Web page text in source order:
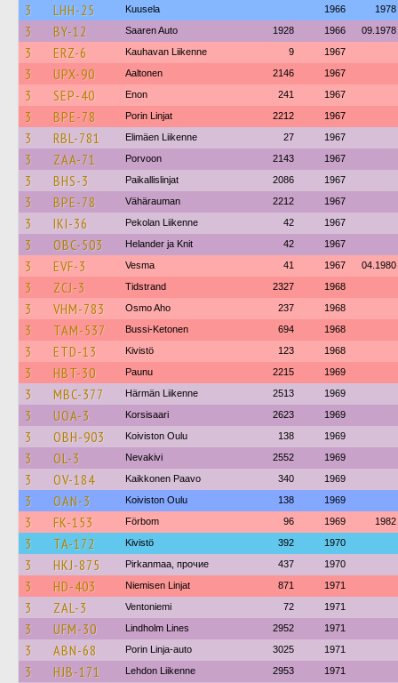
3 LHH-25 Kuusela 1966 1978
3 BY-12 Saaren Auto 1928 1966 09.1978
3 ERZ-6 Kauhavan Liikenne 9 1967
3 UPX-90 Aaltonen 2146 1967
3 SEP-40 Enon 241 1967
3 BPE-78 Porin Linjat 2212 1967
3 RBL-781 Elimäen Liikenne 27 1967
3 ZAA-71 Porvoon 2143 1967
3 BHS-3 Paikallislinjat 2086 1967
3 BPE-78 Vähärauman 2212 1967
3 IKI-36 Pekolan Liikenne 42 1967
3 OBC-503 Helander ja Knit 42 1967
3 EVF-3 Vesma 41 1967 04.1980
3 ZCJ-3 Tidstrand 2327 1968
3 VHM-783 Osmo Aho 237 1968
3 TAM-537 Bussi-Ketonen 694 1968
3 ETD-13 Kivistö 123 1968
3 HBT-30 Paunu 2215 1969
3 MBC-377 Härmän Liikenne 2513 1969
3 UOA-3 Korsisaari 2623 1969
3 OBH-903 Koiviston Oulu 138 1969
3 OL-3 Nevakivi 2552 1969
3 OV-184 Kaikkonen Paavo 340 1969
3 OAN-3 Koiviston Oulu 138 1969
3 FK-153 Förbom 96 1969 1982
3 TA-172 Kivistö 392 1970
3 HKJ-875 Pirkanmaa, прочие 437 1970
3 HD-403 Niemisen Linjat 871 1971
3 ZAL-3 Ventoniemi 72 1971
3 UFM-30 Lindholm Lines 2952 1971
3 ABN-68 Porin Linja-auto 3025 1971
3 HJB-171 Lehdon Liikenne 2953 1971